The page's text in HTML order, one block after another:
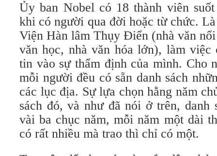
Ủy ban Nobel có 18 thành viên
khi có người qua đời hoặc từ chức.
Viện Hàn lâm Thụy Điển (nhà văn
văn học, nhà văn hóa lớn), làm
tin vào sự thẩm định của mình. Cho
mỗi người đều có sẵn danh sách
các lục địa. Sự lựa chọn hằng năm
sách đó, và như đã nói ở trên, danh
vài ba chục năm, mỗi năm một dài
có rất nhiều mà trao thì chỉ có một.